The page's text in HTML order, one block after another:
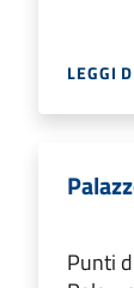
LEGGI
Punti